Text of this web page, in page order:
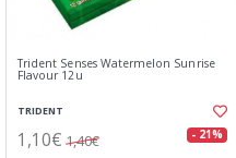
Trident Senses Watermelon Sunrise
Flavour 12u
TRIDENT
1,10€ 1,40€ - 21%